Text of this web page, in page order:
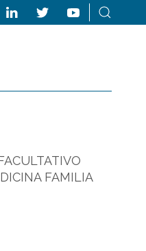
FAMILIA